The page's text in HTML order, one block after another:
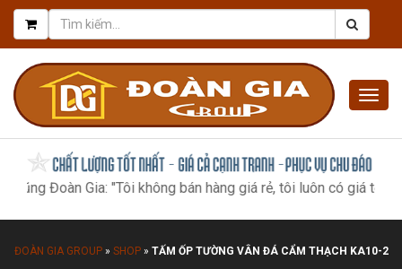
Đoàn Gia: "Tôi không bán hàng giá rẻ, tôi luôn có giá tốt nhất,
ĐOÀN GIA GROUP» SHOP» TẤM ỐP TƯỜNG VÂN ĐÁ CẨM THẠCH KA10-2